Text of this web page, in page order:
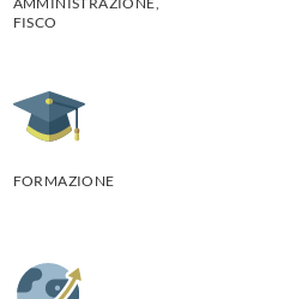
FISCO
FORMAZIONE